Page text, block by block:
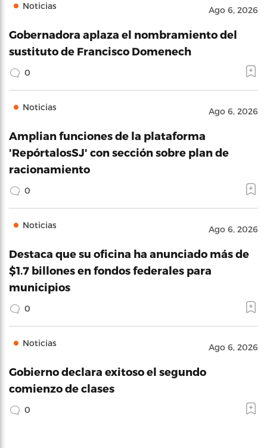
Noticias Ago 6, 2026
Gobernadora aplaza el nombramiento del
sustituto de Francisco Domenech
0
Noticias Ago 6, 2026
Amplian funciones de la plataforma
'RepórtalosSJ' con sección sobre plan de
racionamiento
0
Noticias Ago 6, 2026
Destaca que su oficina ha anunciado más de
$1.7 billones en fondos federales para
municipios
0
Noticias Ago 6, 2026
Gobierno declara exitoso el segundo
comienzo de clases
0